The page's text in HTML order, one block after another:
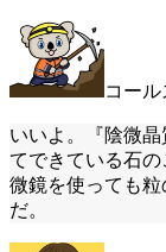
コール
いいよ。『陰微
てできている石
微鏡を使っても
だ。